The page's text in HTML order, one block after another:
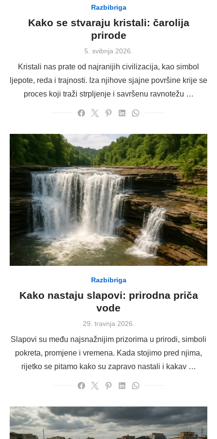
Razbibriga
Kako se stvaraju kristali: čarolija
prirode
Posted
5. svibnja 2026.
Kristali nas prate od najranijih civilizacija, kao simbol
ljepote, reda i trajnosti. Iza njihove sjajne površine krije se
proces koji traži strpljenje i savršenu ravnotežu …
Razbibriga
Kako nastaju slapovi: prirodna priča
vode
Posted
29. travnja 2026.
Slapovi su među najsnažnijim prizorima u prirodi, simboli
pokreta, promjene i vremena. Kada stojimo pred njima,
rijetko se pitamo kako su zapravo nastali i kakav …